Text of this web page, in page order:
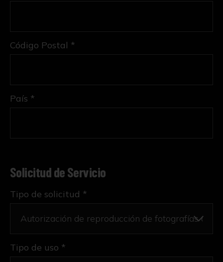
Código Postal *
País *
Solicitud de Servicio
Tipo de solicitud *
Tipo de uso *